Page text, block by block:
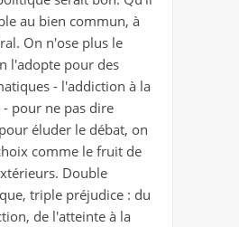
au bien commun, à
On n'ose plus le
l'adopte pour des
- l'addiction à la
pour ne pas dire
éluder le débat, on
comme le fruit de
Double
triple préjudice : du
de l'atteinte à la